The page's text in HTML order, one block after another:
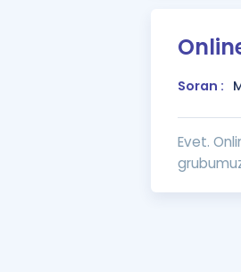
Soran :
Evet.